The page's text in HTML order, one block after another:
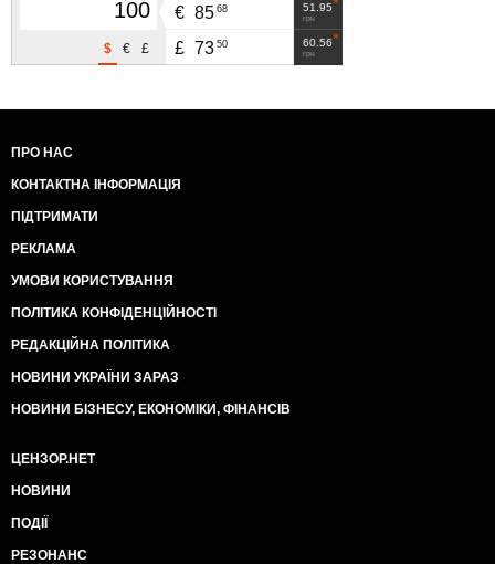
£
€
$
51.95
грн
€ 85 68
60.56
грн
£ 73 50
ПРО НАС
КОНТАКТНА ІНФОРМАЦІЯ
ПІДТРИМАТИ
РЕКЛАМА
УМОВИ КОРИСТУВАННЯ
ПОЛІТИКА КОНФІДЕНЦІЙНОСТІ
РЕДАКЦІЙНА ПОЛІТИКА
НОВИНИ УКРАЇНИ ЗАРАЗ
НОВИНИ БІЗНЕСУ, ЕКОНОМІКИ, ФІНАНСІВ
ЦЕНЗОР.НЕТ
НОВИНИ
ПОДІЇ
РЕЗОНАНС